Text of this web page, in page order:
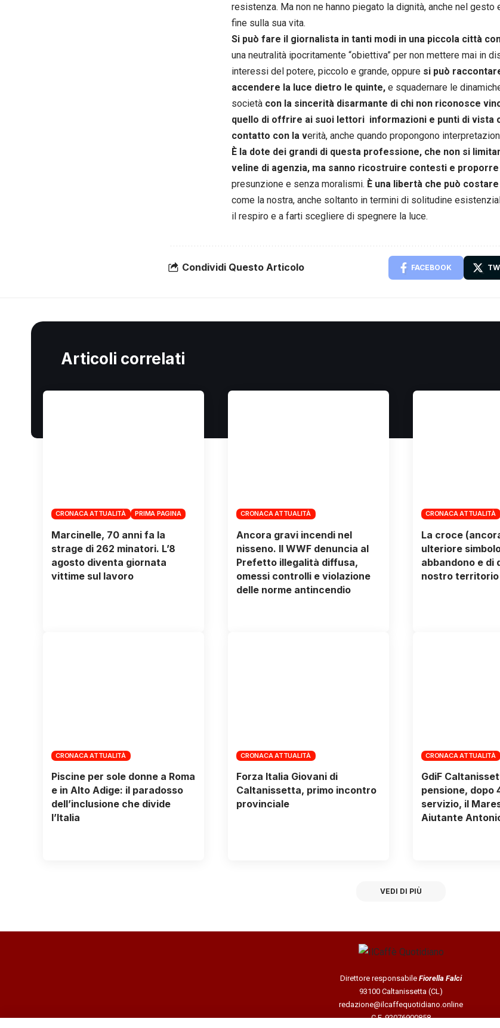
resistenza. Ma non ne hanno piegato la dignità, anche nel
fine sulla sua vita.
Si può fare il giornalista in tanti modi in una piccola città
una neutralità ipocritamente “obiettiva” per non mettere mai in
interessi del potere, piccolo e grande, oppure si può
accendere la luce dietro le quinte, e squadernare le
società con la sincerità disarmante di chi non riconosce
quello di offrire ai suoi lettori informazioni e punti di vista
contatto con la verità, anche quando propongono
È la dote dei grandi di questa professione, che non si
veline di agenzia, ma sanno ricostruire contesti e
presunzione e senza moralismi. È una libertà che può
come la nostra, anche soltanto in termini di solitudine
il respiro e a farti scegliere di spegnere la luce.
Condividi Questo Articolo FACEBOOK
Articoli correlati
CRONACA ATTUALITÀ PRIMA PAGINA
Marcinelle, 70 anni fa la
strage di 262 minatori. L’8
agosto diventa giornata
vittime sul lavoro
CRONACA ATTUALITÀ
Ancora gravi incendi nel
nisseno. Il WWF denuncia al
Prefetto illegalità diffusa,
omessi controlli e violazione
delle norme antincendio
CRONACA ATTUALITÀ
La croce
ulteriore
abbandono e di
nostro territorio
CRONACA ATTUALITÀ
Piscine per sole donne a Roma
e in Alto Adige: il paradosso
dell’inclusione che divide
l’Italia
CRONACA ATTUALITÀ
Forza Italia Giovani di
Caltanissetta, primo incontro
provinciale
CRONACA ATTUALITÀ
GdiF
pensione, dopo
servizio, il
Aiutante
VEDI DI PIÙ
Direttore responsabile Fiorella Falci
93100 Caltanissetta (CL)
redazione@ilcaffequotidiano.online
C.F. 92076900858